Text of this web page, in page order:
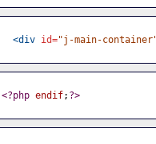
<div id="j-main-
<?php endif; ?>